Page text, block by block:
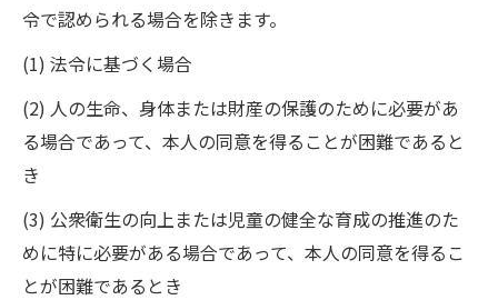
令で認められる場合を除きます。
(1) 法令に基づく場合
(2) 人の生命、身体または財産の保護のために必要があ
る場合であって、本人の同意を得ることが困難であると
き
(3) 公衆衛生の向上または児童の健全な育成の推進のた
めに特に必要がある場合であって、本人の同意を得るこ
とが困難であるとき